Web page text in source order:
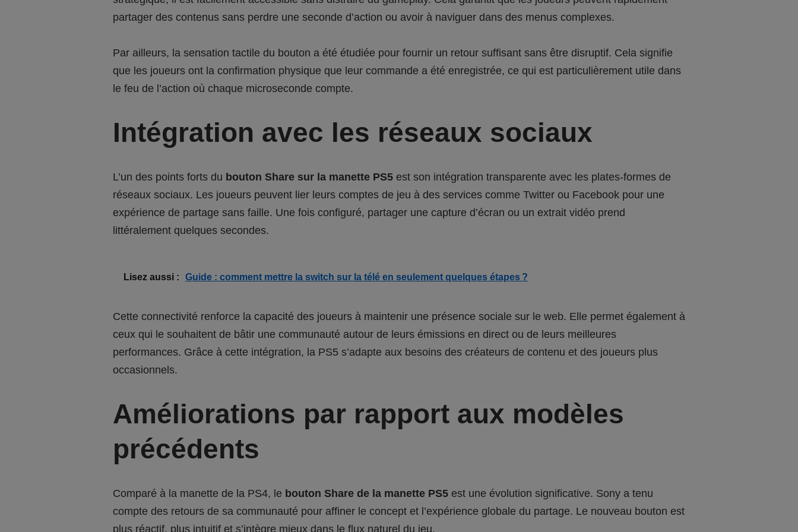
partager des contenus sans perdre une seconde d’action ou avoir à naviguer dans des menus complexes.
Par ailleurs, la sensation tactile du bouton a été étudiée pour fournir un retour suffisant sans être disruptif. Cela signifie
que les joueurs ont la confirmation physique que leur commande a été enregistrée, ce qui est particulièrement utile dans
le feu de l’action où chaque microseconde compte.
Intégration avec les réseaux sociaux
L’un des points forts du bouton Share sur la manette PS5est son intégration transparente avec les plates-formes de
réseaux sociaux. Les joueurs peuvent lier leurs comptes de jeu à des services comme Twitter ou Facebook pour une
expérience de partage sans faille. Une fois configuré, partager une capture d’écran ou un extrait vidéo prend
littéralement quelques secondes.
Lisez aussi : Guide : comment mettre la switch sur la télé en seulement quelques étapes ?
Cette connectivité renforce la capacité des joueurs à maintenir une présence sociale sur le web. Elle permet également à
ceux qui le souhaitent de bâtir une communauté autour de leurs émissions en direct ou de leurs meilleures
performances. Grâce à cette intégration, la PS5 s’adapte aux besoins des créateurs de contenu et des joueurs plus
occasionnels.
Améliorations par rapport aux modèles
précédents
Comparé à la manette de la PS4, le bouton Share de la manette PS5est une évolution significative. Sony a tenu
compte des retours de sa communauté pour affiner le concept et l’expérience globale du partage. Le nouveau bouton est
plus réactif, plus intuitif et s’intègre mieux dans le flux naturel du jeu.